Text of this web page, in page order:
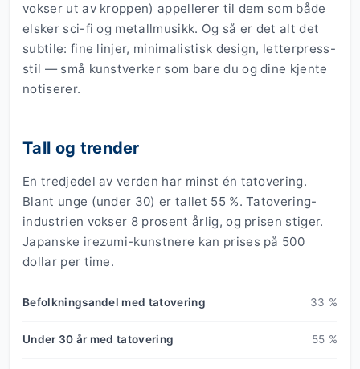
vokser ut av kroppen) appellerer til dem som både
elsker sci-fi og metallmusikk. Og så er det alt det
subtile: fine linjer, minimalistisk design, letterpress-
stil — små kunstverker som bare du og dine kjente
notiserer.
Tall og trender
En tredjedel av verden har minst én tatovering.
Blant unge (under 30) er tallet 55 %. Tatovering-
industrien vokser 8 prosent årlig, og prisen stiger.
Japanske irezumi-kunstnere kan prises på 500
dollar per time.
Befolkningsandel med tatovering 33 %
Under 30 år med tatovering 55 %